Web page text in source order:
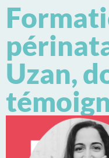
Uzan,